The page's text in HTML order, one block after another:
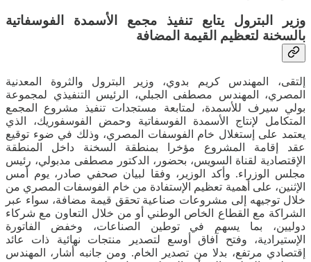
وزير البترول يتابع تنفيذ مجمع الأسمدة الفوسفاتية
بالسخنة لتعظيم القيمة المضافة
إلتقى، المهندس كريم بدوي، وزير البترول والثروة المعدنية
المصري، المهندس مصطفى الجبلي، الرئيس التنفيذي لمجموعة
بولي سيرف للأسمدة، لمتابعة مستجدات تنفيذ مشروع المجمع
المتكامل لإنتاج الأسمدة الفوسفاتية وحمض الفوسفوريك، الذي
يعتمد على إستغلال خام الفوسفات المصري، وذلك في ضوء توقيع
عقد إقامة المشروع مؤخرا بمنطقة السخنة داخل المنطقة
الإقتصادية لقناة السويس، بحضور، الدكتور مصطفى مدبولي، رئيس
مجلس الوزراء. وأكد الوزير، وفقا لبيان صحفي صادر، يوم أمس
الإثنين، على أهمية تعظيم الإستفادة من خام الفوسفات المصري من
خلال توجيهه إلى مشروعات صناعية تحقق قيمة مضافة، سواء عبر
الشراكة مع القطاع الخاص الوطني أو من خلال التعاون مع شركاء
دوليين، بما يسهم في توطين الصناعات، وخفض الفاتورة
الإستيرادية، وفتح آفاق أوسع لتصدير منتجات نهائية ذات عائد
إقتصادي مرتفع، بدلا من تصدير الخام. ومن جانبه أشار، المهندس